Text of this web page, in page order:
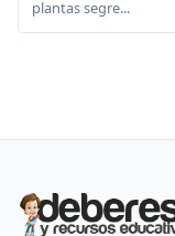
plantas segre...